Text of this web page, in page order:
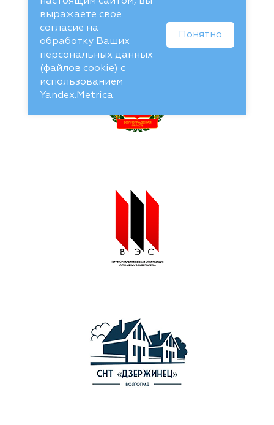
выражаете свое
согласие на
обработку Ваших
персональных данных
(файлов cookie) с
использованием
Yandex.Metrica.
Понятно